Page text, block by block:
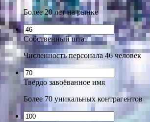
Более 20 лет на рынке
Собственный штат
Численность персонала 46 человек
Твёрдо завоёванное имя
Более 70 уникальных контрагентов